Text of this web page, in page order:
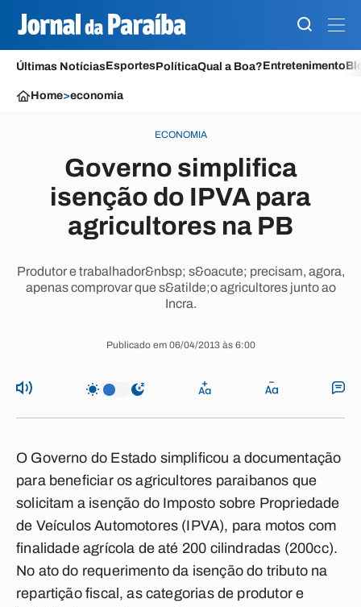
Últimas NotíciasEsportesPolíticaQual a Boa?Entretenimento
Home>economia
ECONOMIA
Governo simplifica
isenção do IPVA para
agricultores na PB
Produtor e trabalhador&nbsp; s&oacute; precisam, agora,
apenas comprovar que s&atilde;o agricultores junto ao
Incra.
Publicado em 06/04/2013 às 6:00
O Governo do Estado simplificou a documentação
para beneficiar os agricultores paraibanos que
solicitam a isenção do Imposto sobre Propriedade
de Veículos Automotores (IPVA), para motos com
finalidade agrícola de até 200 cilindradas (200cc).
No ato do requerimento da isenção do tributo na
repartição fiscal, as categorias de produtor e